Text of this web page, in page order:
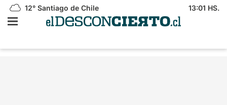
12° Santiago de Chile 13:01 HS.